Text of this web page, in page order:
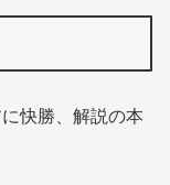
快勝、解説の本